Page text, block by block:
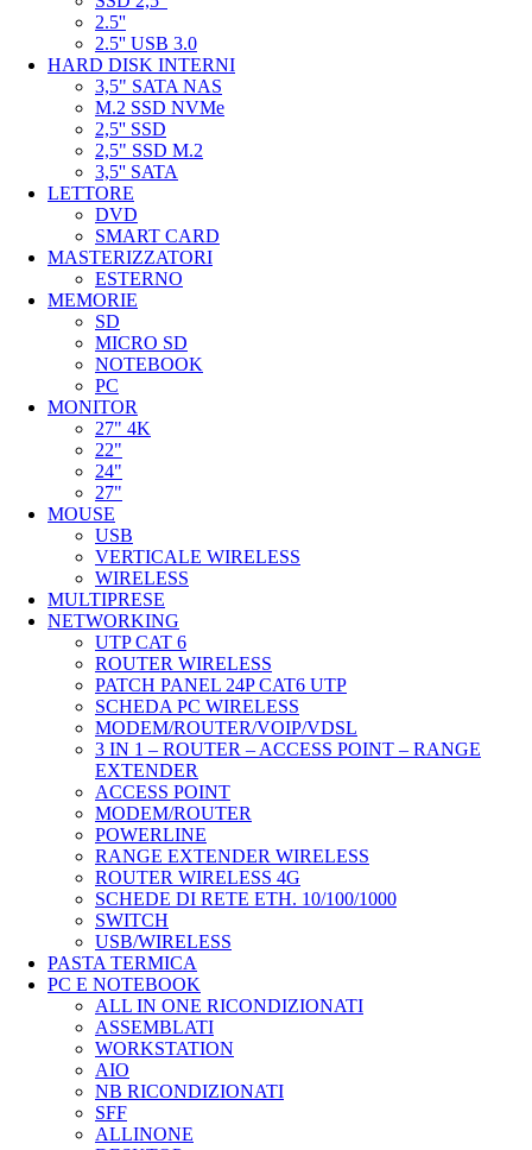
2.5''
2.5'' USB 3.0
HARD DISK INTERNI
3,5" SATA NAS
M.2 SSD NVMe
2,5'' SSD
2,5" SSD M.2
3,5'' SATA
LETTORE
DVD
SMART CARD
MASTERIZZATORI
ESTERNO
MEMORIE
SD
MICRO SD
NOTEBOOK
PC
MONITOR
27" 4K
22"
24"
27"
MOUSE
USB
VERTICALE WIRELESS
WIRELESS
MULTIPRESE
NETWORKING
UTP CAT 6
ROUTER WIRELESS
PATCH PANEL 24P CAT6 UTP
SCHEDA PC WIRELESS
MODEM/ROUTER/VOIP/VDSL
3 IN 1 – ROUTER – ACCESS POINT – RANGE
EXTENDER
ACCESS POINT
MODEM/ROUTER
POWERLINE
RANGE EXTENDER WIRELESS
ROUTER WIRELESS 4G
SCHEDE DI RETE ETH. 10/100/1000
SWITCH
USB/WIRELESS
PASTA TERMICA
PC E NOTEBOOK
ALL IN ONE RICONDIZIONATI
ASSEMBLATI
WORKSTATION
AIO
NB RICONDIZIONATI
SFF
ALLINONE